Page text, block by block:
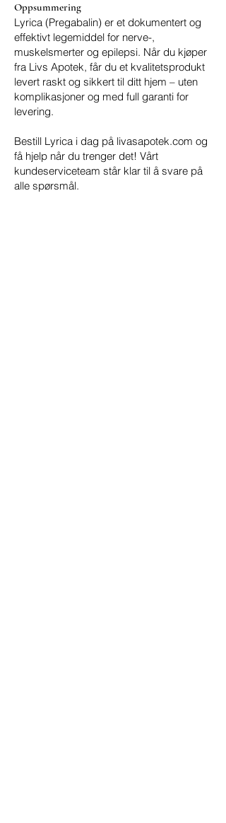
Oppsummering
Lyrica (Pregabalin) er et dokumentert og
effektivt legemiddel for nerve-,
muskelsmerter og epilepsi. Når du kjøper
fra Livs Apotek, får du et kvalitetsprodukt
levert raskt og sikkert til ditt hjem – uten
komplikasjoner og med full garanti for
levering.
Bestill Lyrica i dag på livasapotek.com og
få hjelp når du trenger det! Vårt
kundeserviceteam står klar til å svare på
alle spørsmål.